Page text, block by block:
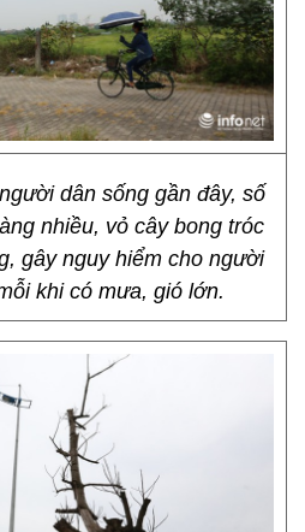
dân sống gần đây, số
nhiều, vỏ cây bong tróc
gây nguy hiểm cho người
khi có mưa, gió lớn.